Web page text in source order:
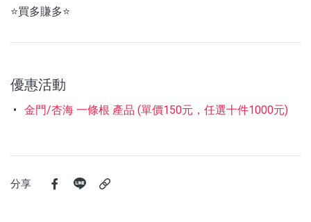
⭐買多賺多⭐
優惠活動
金門/杏海 一條根 產品 (單價150元，任選十件1000元)
分享